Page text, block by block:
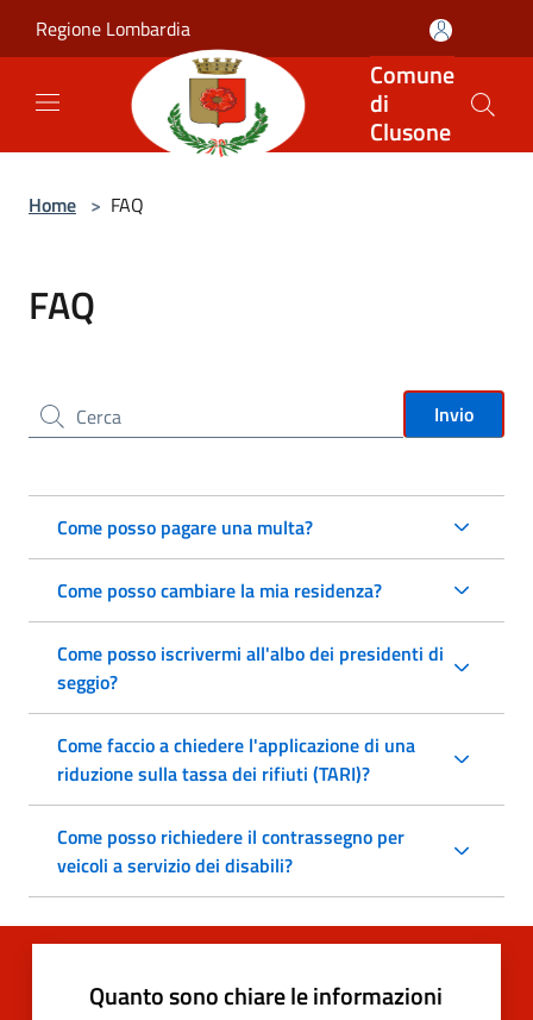
Regione Lombardia
Comune
di
Clusone
Home > FAQ
FAQ
Cerca nel sito Invio
Come posso pagare una multa?
Come posso cambiare la mia residenza?
Come posso iscrivermi all'albo dei presidenti di
seggio?
Come faccio a chiedere l'applicazione di una
riduzione sulla tassa dei rifiuti (TARI)?
Come posso richiedere il contrassegno per
veicoli a servizio dei disabili?
Quanto sono chiare le informazioni